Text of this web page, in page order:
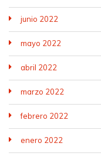
junio 2022
mayo 2022
abril 2022
marzo 2022
febrero 2022
enero 2022